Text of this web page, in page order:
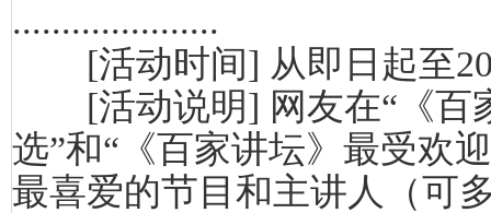
.....................
[活动时间] 从即日起至
[活动说明] 网友在“《百
选”和“《百家讲坛》最受欢
最喜爱的节目和主讲人（可